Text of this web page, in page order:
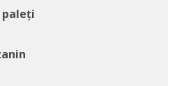
paleți